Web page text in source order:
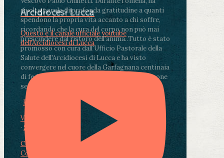
rivolto parole di profonda gratitudine a quanti
spendono la propria vita accanto a chi soffre,
ricordando che la cura del corpo non può mai
prescindere dal ristoro dell'anima..Tutto è stato
promosso con cura dall'Ufficio Pastorale della
Salute dell'Arcidiocesi di Lucca e ha visto
convergere nel cuore della Garfagnana centinaia
di fedeli, operatori sanitari, volontari e persone
segnate dalla malattia.
Photo
View on Facebook
· Share
Condividi su Facebook
Condividi su LinkedIn
Arcidiocesi Lucca
Questo è il canale ufficiale youtube
dell'Arcidiocesi di Lucca